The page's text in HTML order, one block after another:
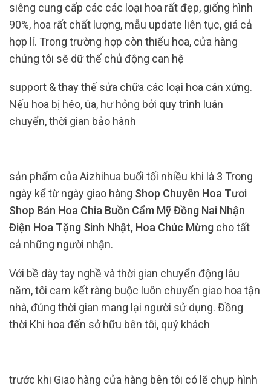
siêng cung cấp các các loại hoa rất đẹp, giống hình
90%, hoa rất chất lượng, mẫu update liên tục, giá cả
hợp lí. Trong trường hợp còn thiếu hoa, cửa hàng
chúng tôi sẽ dữ thế chủ động can hệ
support & thay thế sửa chữa các loại hoa cân xứng.
Nếu hoa bị héo, úa, hư hỏng bởi quy trình luân
chuyển, thời gian bảo hành
sản phẩm của Aizhihua buổi tối nhiều khi là 3 Trong
ngày kể từ ngày giao hàng Shop Chuyên Hoa Tươi
Shop Bán Hoa Chia Buồn Cẩm Mỹ Đồng Nai Nhận
Điện Hoa Tặng Sinh Nhật, Hoa Chúc Mừng cho tất
cả những người nhận.
Với bề dày tay nghề và thời gian chuyển động lâu
năm, tôi cam kết ràng buộc luôn chuyển giao hoa tận
nhà, đúng thời gian mang lại người sử dụng. Đồng
thời Khi hoa đến sở hữu bên tôi, quý khách
trước khi Giao hàng cửa hàng bên tôi có lẽ chụp hình